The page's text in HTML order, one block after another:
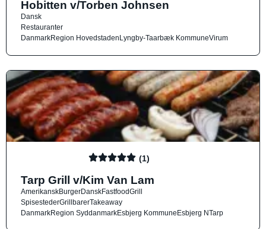
Hobitten v/Torben Johnsen
Dansk
Restauranter
DanmarkRegion HovedstadenLyngby-Taarbæk KommuneVirum
(1)
Tarp Grill v/Kim Van Lam
AmerikanskBurgerDanskFastfoodGrill
SpisestederGrillbarerTakeaway
DanmarkRegion SyddanmarkEsbjerg KommuneEsbjerg NTarp